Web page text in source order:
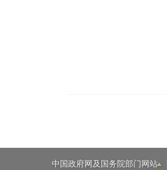
中国政府网及国务院部门网站